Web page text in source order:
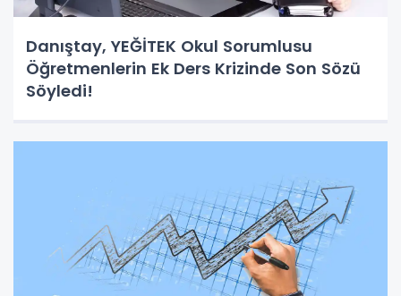
Danıştay, YEĞİTEK Okul Sorumlusu
Öğretmenlerin Ek Ders Krizinde Son Sözü
Söyledi!